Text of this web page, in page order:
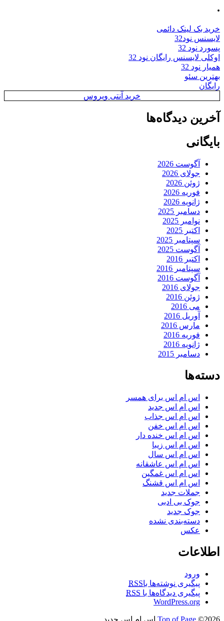
.
خرید بک لینک دائمی
لایسنس نود32
پسورد نود 32
اوکلی لایسنس رایگان نود 32
همیار نود 32
بهترین سئو
رایگان
خرید آنتی ویروس
آخرین دیدگاه‌ها
بایگانی
آگوست 2026
جولای 2026
ژوئن 2026
فوریه 2026
ژانویه 2026
دسامبر 2025
نوامبر 2025
اکتبر 2025
سپتامبر 2025
آگوست 2025
اکتبر 2016
سپتامبر 2016
آگوست 2016
جولای 2016
ژوئن 2016
می 2016
آوریل 2016
مارس 2016
فوریه 2016
ژانویه 2016
دسامبر 2015
دسته‌ها
اس ام اس برای همسر
اس ام اس جدید
اس ام اس جذاب
اس ام اس خفن
اس ام اس خنده دار
اس ام اس زیبا
اس ام اس سال
اس ام اس عاشقانه
اس ام اس غمگین
اس ام اس قشنگ
جملات جدید
جوک بی ادبی
جوک جدید
دسته‌بندی نشده
عکس
اطلاعات
ورود
پیگیری نوشته‌ها باRSS
پیگیری دیدگاه‌ها با RSS
WordPress.org
Top of Page ©2026 اس ام اس جدید